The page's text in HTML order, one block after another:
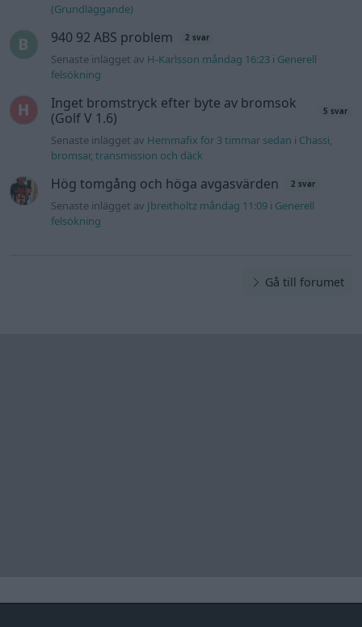
(Grundläggande)
940 92 ABS problem 2 svar
Senaste inlägget av H-Karlsson måndag 16:23 i Generell
felsökning
Inget bromstryck efter byte av bromsok
(Golf V 1.6)
5 svar
Senaste inlägget av Hemmafix för 3 timmar sedan i Chassi,
bromsar, transmission och däck
Hög tomgång och höga avgasvärden 2 svar
Senaste inlägget av Jbreitholtz måndag 11:09 i Generell
felsökning
Gå till forumet